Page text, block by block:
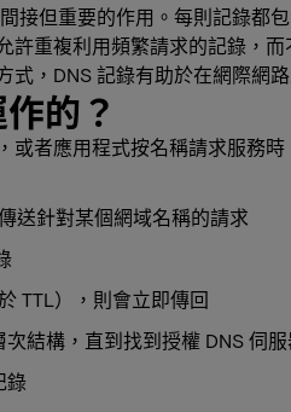
接但重要的作用。每則記錄都
許重複利用頻繁請求的記錄，
式，DNS 記錄有助於在網際網
的？
或者應用程式按名稱請求服務
送針對某個網域名稱的請求
TTL），則會立即傳回
結構，直到找到授權 DNS 伺服
錄